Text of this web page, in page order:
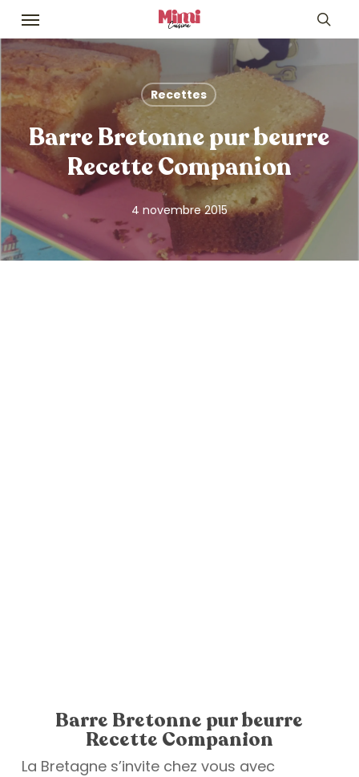
Skip
main
content
Menu
Recettes
Barre Bretonne pur beurre
Recette Companion
4 novembre 2015
Barre Bretonne pur beurre
Recette Companion
La Bretagne s’invite chez vous avec